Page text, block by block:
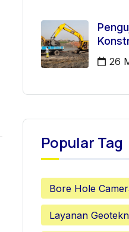
26
Popular Tag
Bore Hole
Layanan